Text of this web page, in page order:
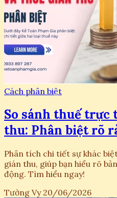
Cách phân biệt
So sánh thuế trực
thu: Phân biệt rõ
Phân tích chi tiết sự khác
gián thu, giúp bạn hiểu rõ
động. Tìm hiểu ngay!
Tường Vy 20/06/2026